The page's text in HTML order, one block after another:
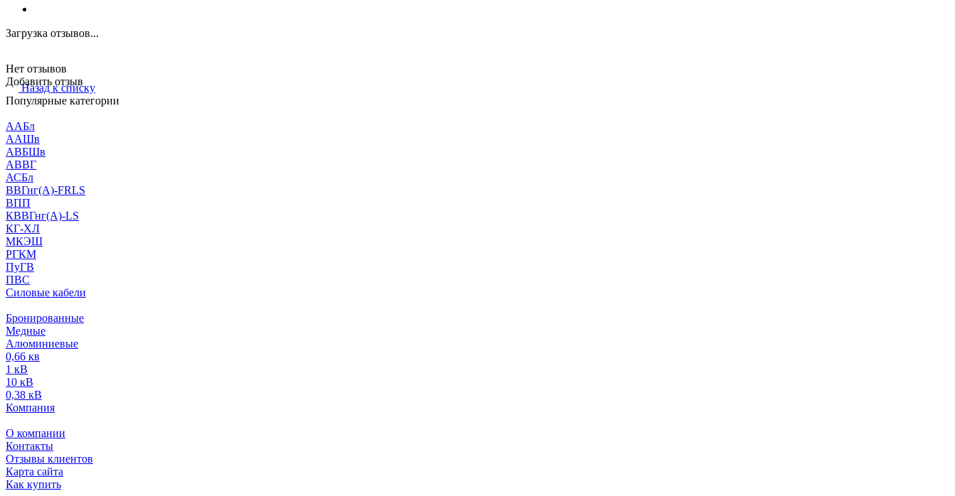
Загрузка отзывов...
Нет отзывов
Добавить отзыв
Назад к списку
Популярные категории
ААБл
ААШв
АВБШв
АВВГ
АСБл
ВВГнг(А)-FRLS
ВПП
КВВГнг(А)-LS
КГ-ХЛ
МКЭШ
РГКМ
ПуГВ
ПВС
Силовые кабели
Бронированные
Медные
Алюминиевые
0,66 кв
1 кВ
10 кВ
0,38 кВ
Компания
О компании
Контакты
Отзывы клиентов
Карта сайта
Как купить